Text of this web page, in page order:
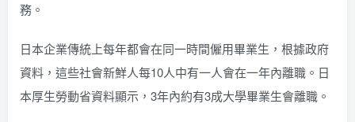
務。
日本企業傳統上每年都會在同一時間僱用畢業生，根據政府
資料，這些社會新鮮人每10人中有一人會在一年內離職。日
本厚生勞動省資料顯示，3年內約有3成大學畢業生會離職。